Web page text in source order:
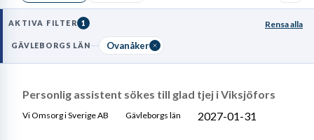
AKTIVA FILTER 1 Rensa alla
GÄVLEBORGS LÄN Ovanåker
Personlig assistent sökes till glad tjej i Viksjöfors
Vi Omsorg i Sverige AB Gävleborgs län 2027-01-31